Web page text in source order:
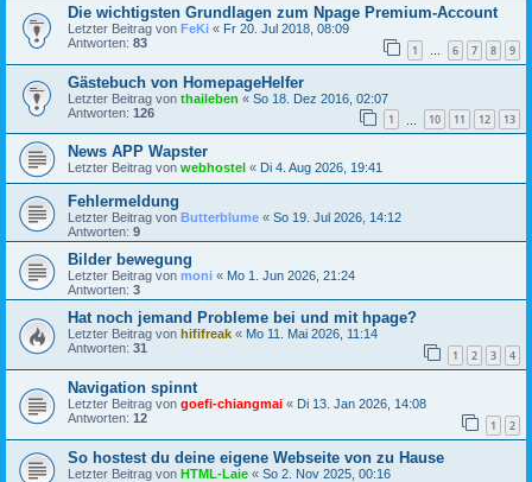
Die wichtigsten Grundlagen zum Npage Premium-Account
Letzter Beitrag von FeKi « Fr 20. Jul 2018, 08:09
Antworten: 83 1 … 6 7 8 9
Gästebuch von HomepageHelfer
Letzter Beitrag von thaileben « So 18. Dez 2016, 02:07
Antworten: 126 1 10 11 12 13
News APP Wapster
Letzter Beitrag von webhostel « Di 4. Aug 2026, 19:41
Fehlermeldung
Letzter Beitrag von Butterblume « So 19. Jul 2026, 14:12
Antworten: 9
Bilder bewegung
Letzter Beitrag von moni « Mo 1. Jun 2026, 21:24
Antworten: 3
Hat noch jemand Probleme bei und mit hpage?
Letzter Beitrag von hififreak « Mo 11. Mai 2026, 11:14
Antworten: 31 1 2 3 4
Navigation spinnt
Letzter Beitrag von goefi-chiangmai « Di 13. Jan 2026, 14:08
Antworten: 12 1 2
So hostest du deine eigene Webseite von zu Hause
Letzter Beitrag von HTML-Laie « So 2. Nov 2025, 00:16